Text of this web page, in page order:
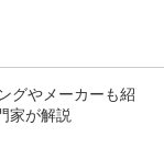
グやメーカーも紹
家が解説